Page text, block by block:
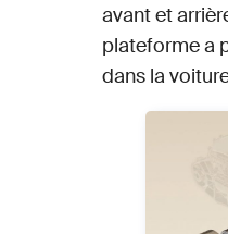
avant et
plateforme a
dans la